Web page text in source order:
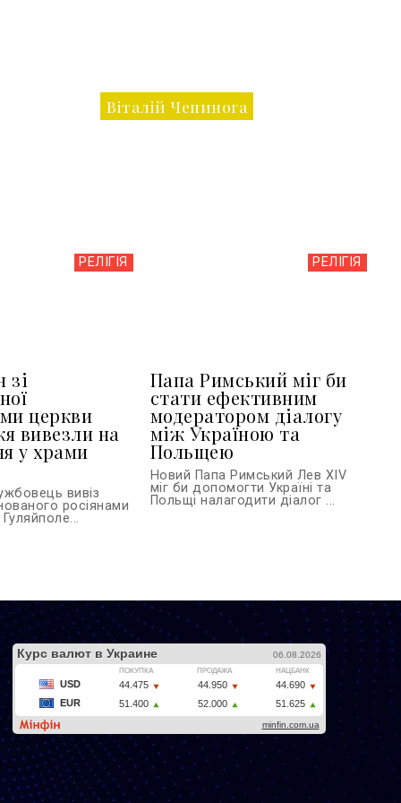
Віталій Чепинога
РЕЛІГІЯ
зі
церкви
вивезли на
у храми
вивіз
росіянами
Гуляйполе...
РЕЛІГІЯ
Папа Римський міг би
стати ефективним
модератором діалогу
між Україною та
Польщею
Новий Папа Римський Лев XIV
міг би допомогти Україні та
Польщі налагодити діалог ...